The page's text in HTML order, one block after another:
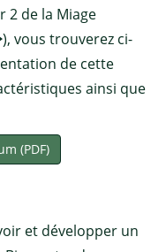
2 de la Miage
), vous trouverez ci-
de cette
ainsi que
(PDF)
et développer un